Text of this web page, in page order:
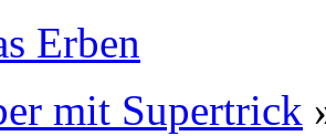
Erben
mit Supertrick